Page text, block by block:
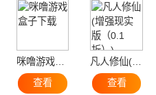
咪噜游戏盒子下载
查看
凡人修仙(增强现实版（0.1折）)
查看